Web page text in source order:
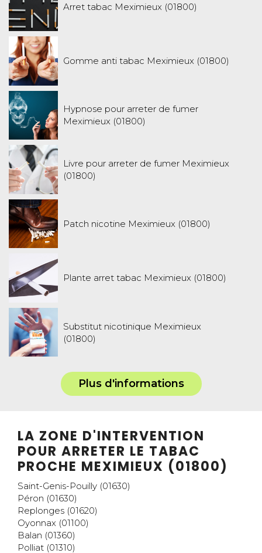
Arret tabac Meximieux (01800)
Gomme anti tabac Meximieux (01800)
Hypnose pour arreter de fumer
Meximieux (01800)
Livre pour arreter de fumer Meximieux
(01800)
Patch nicotine Meximieux (01800)
Plante arret tabac Meximieux (01800)
Substitut nicotinique Meximieux
(01800)
Plus d'informations
LA ZONE D'INTERVENTION
POUR ARRETER LE TABAC
PROCHE MEXIMIEUX (01800)
Saint-Genis-Pouilly (01630)
Péron (01630)
Replonges (01620)
Oyonnax (01100)
Balan (01360)
Polliat (01310)